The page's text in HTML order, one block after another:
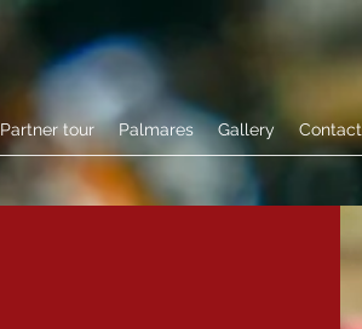
Partner tour Palmares Gallery Contact